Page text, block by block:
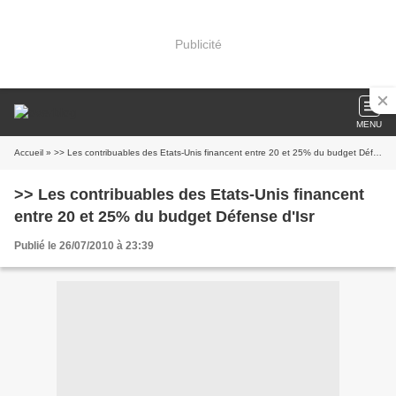
Publicité
MENU
Accueil » >> Les contribuables des Etats-Unis financent entre 20 et 25% du budget Défense d'Isr
>> Les contribuables des Etats-Unis financent
entre 20 et 25% du budget Défense d'Isr
Publié le 26/07/2010 à 23:39